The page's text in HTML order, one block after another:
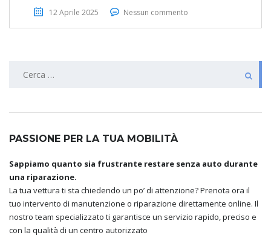
12 Aprile 2025 Nessun commento
PASSIONE PER LA TUA MOBILITÀ
Sappiamo quanto sia frustrante restare senza auto durante
una riparazione.
La tua vettura ti sta chiedendo un po’ di attenzione? Prenota ora il
tuo intervento di manutenzione o riparazione direttamente online. Il
nostro team specializzato ti garantisce un servizio rapido, preciso e
con la qualità di un centro autorizzato